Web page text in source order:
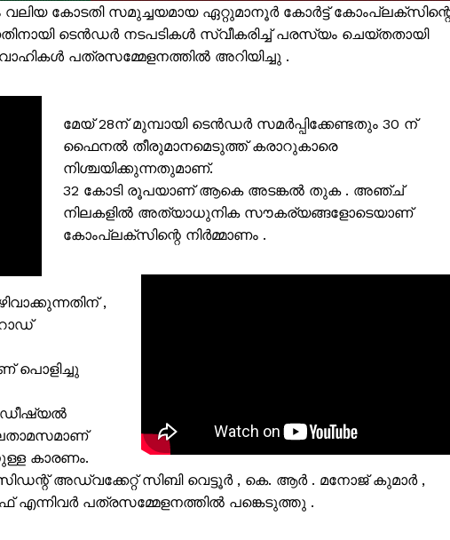
VISION
Contact us
Subscription Plans
My account
Grievance Redressal
വലിയ കോടതി സമുച്ചയമായ ഏറ്റുമാനൂർ കോർട്ട്
ടെൻഡർ നടപടികൾ സ്വീകരിച്ച് പരസ്യം ചെയ്തതായി
പത്രസമ്മേളനത്തിൽ അറിയിച്ചു .
മേയ് 28ന് മുമ്പായി ടെൻഡർ സമർപ്പിക്കേണ്ടതും 30 ന്
ഫൈനൽ തീരുമാനമെടുത്ത് കരാറുകാരെ
നിശ്ചയിക്കുന്നതുമാണ്.
32 കോടി രൂപയാണ് ആകെ അടങ്കൽ തുക . അഞ്ച്
നിലകളിൽ അത്യാധുനിക സൗകര്യങ്ങളോടെയാണ്
കോംപ്ലക്സിന്റെ നിർമ്മാണം .
,
പൊളിച്ചു
കാരണം.
അഡ്വക്കേറ്റ് സിബി വെട്ടൂർ , കെ. ആർ . മനോജ് കുമാർ ,
പത്രസമ്മേളനത്തിൽ പങ്കെടുത്തു .